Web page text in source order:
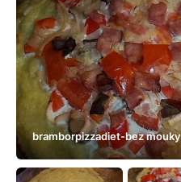
bramborpizzadiet-bez mouky